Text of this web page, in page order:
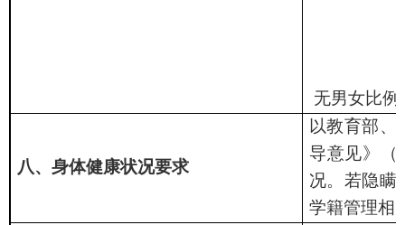
无男女比例
八、身体健康状况要求
以教育部、
导意见》（
况。若隐瞒
学籍管理相